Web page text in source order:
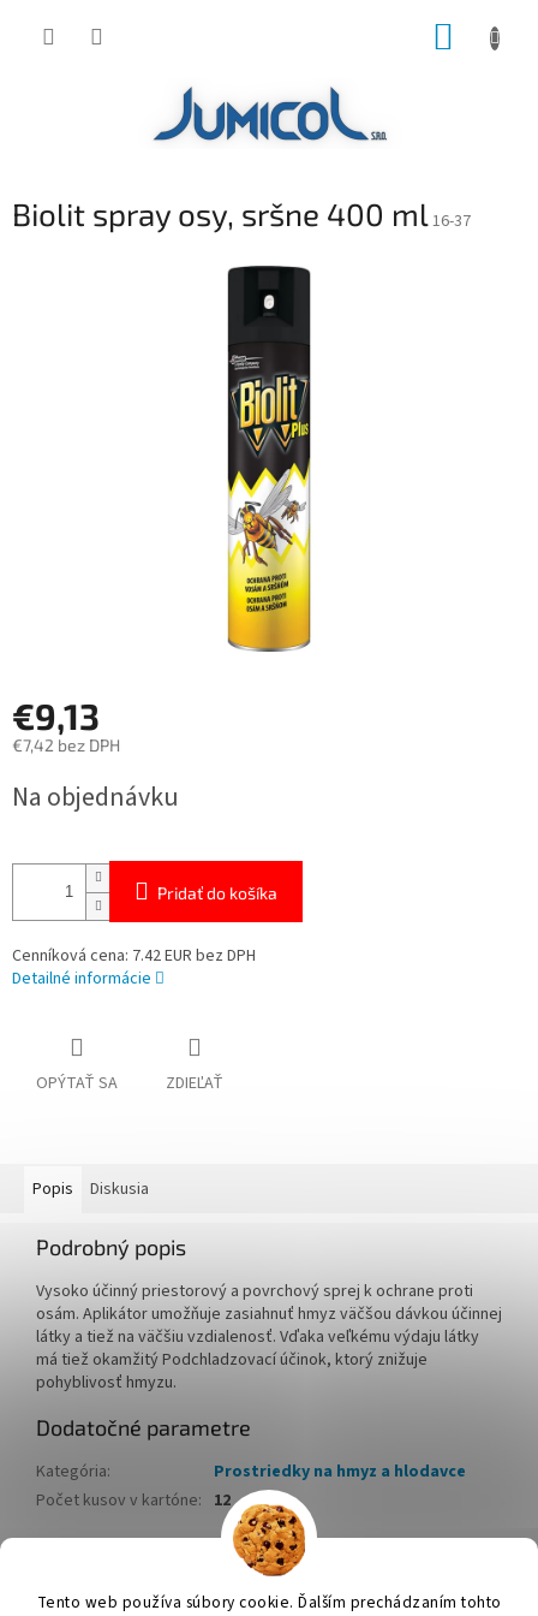
Tento web používa súbory cookie. Ďalším prechádzaním tohto
Biolit spray osy, sršne 400 ml16-37
€9,13
€7,42 bez DPH
cena:
Na objednávku
Pridať do košíka
Cenníková cena: 7.42 EUR bez DPH
Detailné informácie
OPÝTAŤ SA ZDIEĽAŤ
Popis Diskusia
Podrobný popis
Vysoko účinný priestorový a povrchový sprej k ochrane proti
osám. Aplikátor umožňuje zasiahnuť hmyz väčšou dávkou účinnej
látky a tiež na väčšiu vzdialenosť. Vďaka veľkému výdaju látky
má tiež okamžitý Podchladzovací účinok, ktorý znižuje
pohyblivosť hmyzu.
Dodatočné parametre
Kategória:
Prostriedky na hmyz a hlodavce
Počet kusov v kartóne: 12